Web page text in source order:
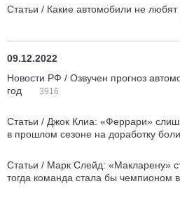
Статьи / Какие автомобили не любят
09.12.2022
Новости РФ / Озвучен прогноз
год
3916
Статьи / Джок Клиа: «Феррари»
в прошлом сезоне на доработку
Статьи / Марк Слейд: «Макларену»
тогда команда стала бы чемпионом